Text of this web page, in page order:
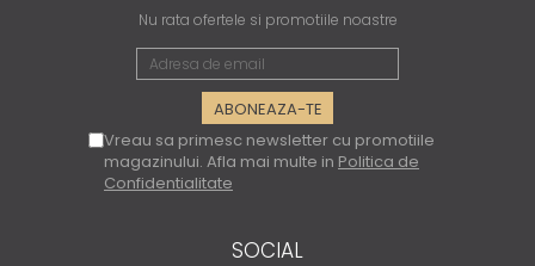
Nu rata ofertele si promotiile noastre
Vreau sa primesc newsletter cu promotiile
magazinului. Afla mai multe in Politica de
Confidentialitate
SOCIAL